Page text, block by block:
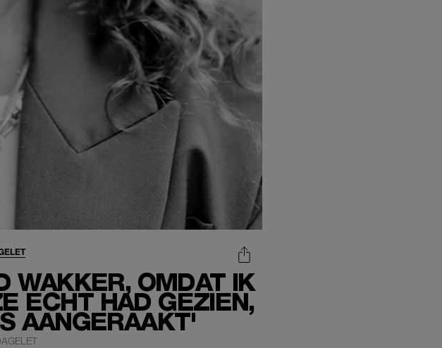
WAKKER, OMDAT IK
ECHT HAD GEZIEN,
AANGERAAKT'